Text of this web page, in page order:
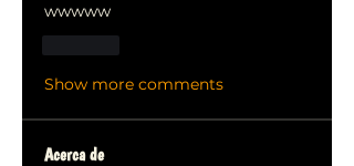
wwwww
Show more comments
Acerca de